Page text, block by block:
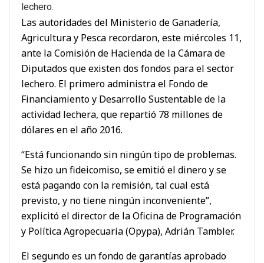
lechero.
Las autoridades del Ministerio de Ganadería,
Agricultura y Pesca recordaron, este miércoles 11,
ante la Comisión de Hacienda de la Cámara de
Diputados que existen dos fondos para el sector
lechero. El primero administra el Fondo de
Financiamiento y Desarrollo Sustentable de la
actividad lechera, que repartió 78 millones de
dólares en el año 2016.
“Está funcionando sin ningún tipo de problemas.
Se hizo un fideicomiso, se emitió el dinero y se
está pagando con la remisión, tal cual está
previsto, y no tiene ningún inconveniente”,
explicitó el director de la Oficina de Programación
y Política Agropecuaria (Opypa), Adrián Tambler.
El segundo es un fondo de garantías aprobado